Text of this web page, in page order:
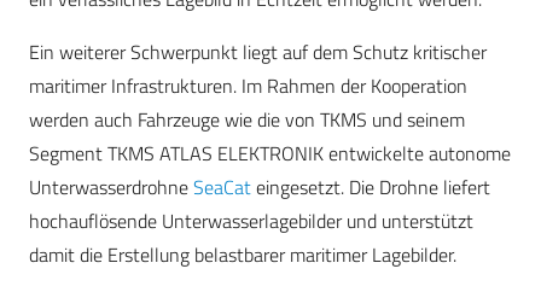
Ein weiterer Schwerpunkt liegt auf dem Schutz kritischer
maritimer Infrastrukturen. Im Rahmen der Kooperation
werden auch Fahrzeuge wie die von TKMS und seinem
Segment TKMS ATLAS ELEKTRONIK entwickelte autonome
UnterwasserdrohneSeaCateingesetzt. Die Drohne liefert
hochauflösende Unterwasserlagebilder und unterstützt
damit die Erstellung belastbarer maritimer Lagebilder.